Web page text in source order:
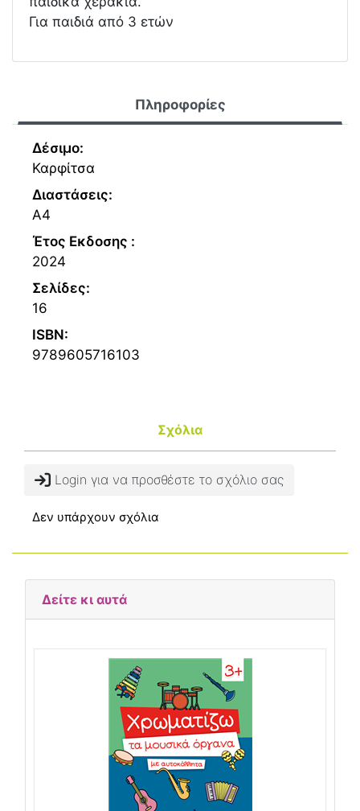
Για παιδιά από 3 ετών
Πληροφορίες
Δέσιμο:
Καρφίτσα
Διαστάσεις:
Α4
Έτος Εκδοσης :
2024
Σελίδες:
16
ISBN:
9789605716103
Σχόλια
Login για να προσθέστε το σχόλιο σας
Δεν υπάρχουν σχόλια
Δείτε κι αυτά